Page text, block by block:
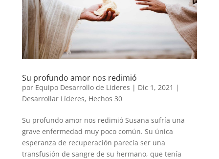
Su profundo amor nos redimió
por Equipo Desarrollo de Lideres | Dic 1, 2021 |
Desarrollar Líderes, Hechos 30
Su profundo amor nos redimió Susana sufría una
grave enfermedad muy poco común. Su única
esperanza de recuperación parecía ser una
transfusión de sangre de su hermano, que tenía